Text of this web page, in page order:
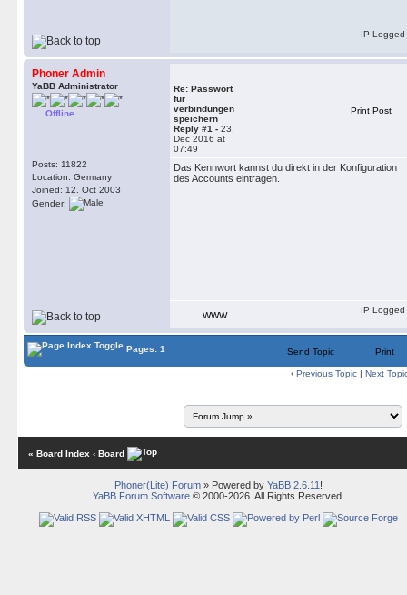
IP Logged
Phoner Admin
YaBB Administrator
Offline
Posts: 11822
Location: Germany
Joined: 12. Oct 2003
Gender:
Re: Passwort
für
verbindungen
speichern
Reply #1 - 23.
Dec 2016 at
07:49
Print Post
Das Kennwort kannst du direkt in der Konfiguration
des Accounts eintragen.
WWW
IP Logged
Pages: 1 Send Topic Print
‹ Previous Topic | Next
« Board Index ‹ Board
Phoner(Lite) Forum» Powered by YaBB 2.6.11 !
YaBB Forum Software© 2000-2026. All Rights Reserved.